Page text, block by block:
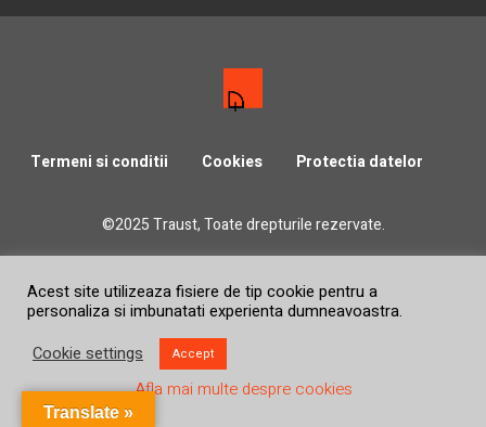
Termeni si conditii Cookies Protectia datelor
©2025 Traust, Toate drepturile rezervate.
Acest site utilizeaza fisiere de tip cookie pentru a
personaliza si imbunatati experienta dumneavoastra.
Cookie settings
Accept
Afla mai multe despre cookies
Translate »